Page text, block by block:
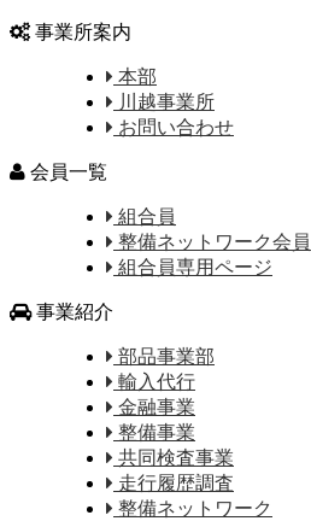
事業所案内
本部
川越事業所
お問い合わせ
会員一覧
組合員
整備ネットワーク会員
組合員専用ページ
事業紹介
部品事業部
輸入代行
金融事業
整備事業
共同検査事業
走行履歴調査
整備ネットワーク